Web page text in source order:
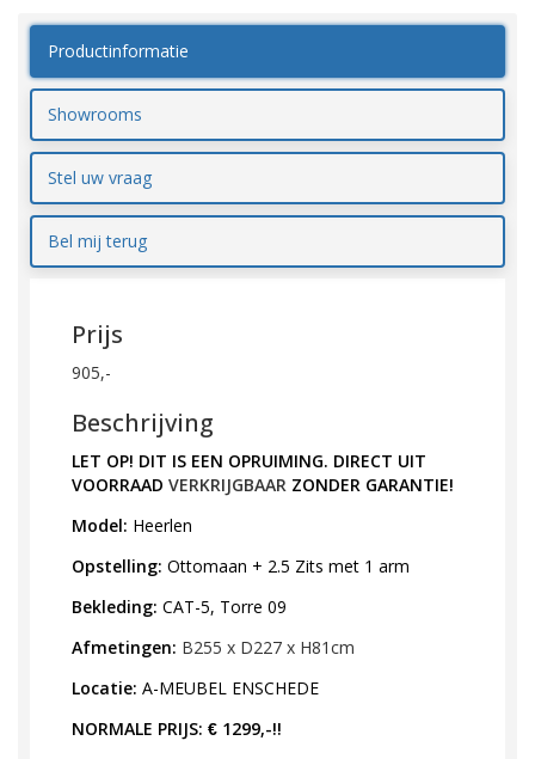
Productinformatie
Showrooms
Stel uw vraag
Bel mij terug
Prijs
905,-
Beschrijving
LET OP! DIT IS EEN OPRUIMING. DIRECT UIT
VOORRAAD VERKRIJGBAAR ZONDER GARANTIE!
Model: Heerlen
Opstelling: Ottomaan + 2.5 Zits met 1 arm
Bekleding: CAT-5, Torre 09
Afmetingen: B255 x D227 x H81cm
Locatie: A-MEUBEL ENSCHEDE
NORMALE PRIJS: € 1299,-!!